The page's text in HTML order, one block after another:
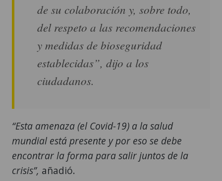
de su colaboración y, sobre todo,
del respeto a las recomendaciones
y medidas de bioseguridad
establecidas”, dijo a los
ciudadanos.
“Esta amenaza (el Covid-19) a la salud
mundial está presente y por eso se debe
encontrar la forma para salir juntos de la
crisis”, añadió.